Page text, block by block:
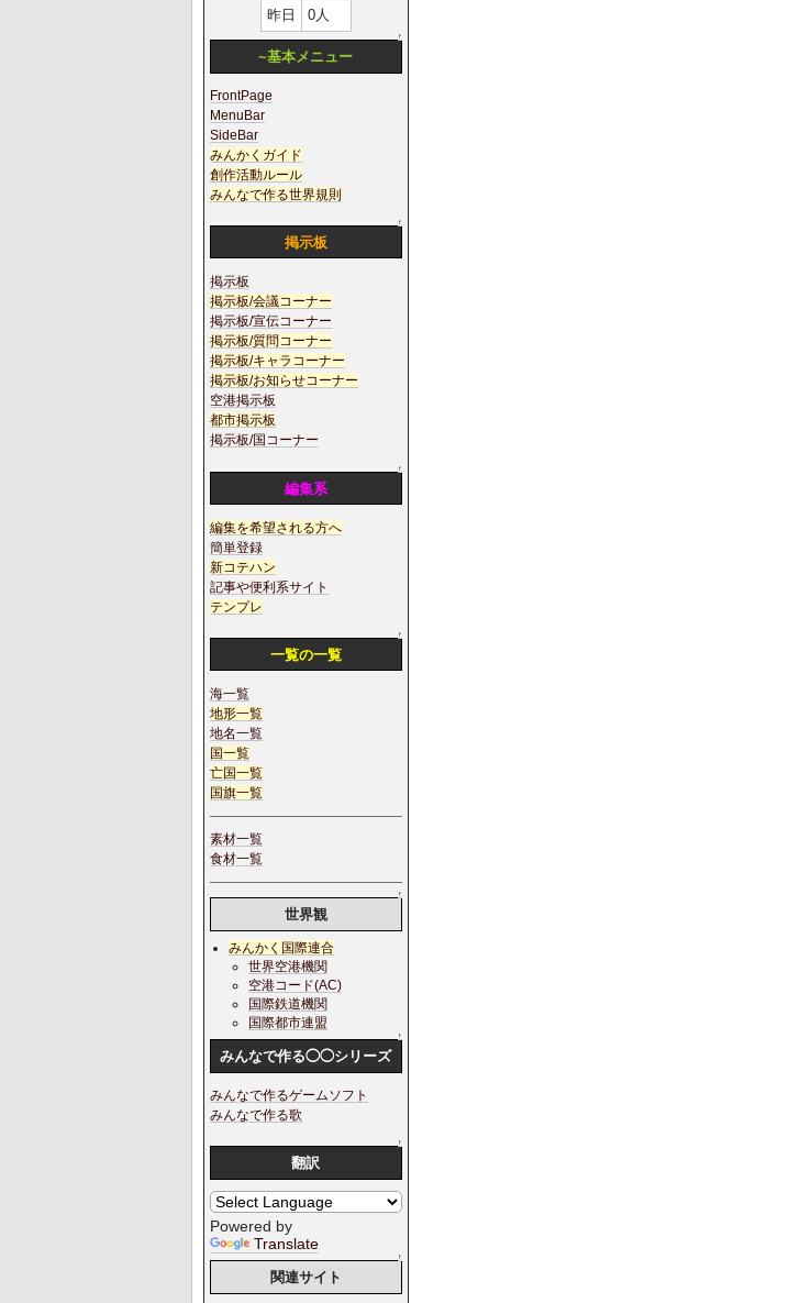
昨日
0人
↑
~基本メニュー
FrontPage
MenuBar
SideBar
みんかくガイド
創作活動ルール
みんなで作る世界規則
↑
掲示板
掲示板
掲示板/会議コーナー
掲示板/宣伝コーナー
掲示板/質問コーナー
掲示板/キャラコーナー
掲示板/お知らせコーナー
空港掲示板
都市掲示板
掲示板/国コーナー
↑
編集系
編集を希望される方へ
簡単登録
新コテハン
記事や便利系サイト
テンプレ
↑
一覧の一覧
海一覧
地形一覧
地名一覧
国一覧
亡国一覧
国旗一覧
素材一覧
食材一覧
↑
世界観
みんかく国際連合
世界空港機関
空港コード(AC)
国際鉄道機関
国際都市連盟
↑
みんなで作る◯◯シリーズ
みんなで作るゲームソフト
みんなで作る歌
↑
翻訳
Powered by
Translate
↑
関連サイト